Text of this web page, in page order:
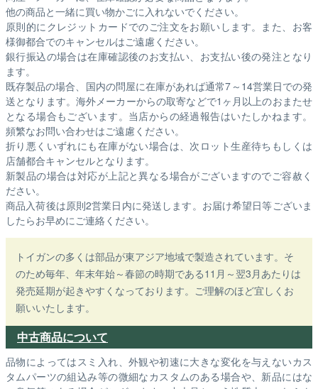
他の商品と一緒に買い物かごに入れないでください。
原則的にクレジットカードでのご注文をお願いします。また、お客
様御都合でのキャンセルはご遠慮ください。
銀行振込の場合は在庫確認後のお支払い、お支払い後の発注となり
ます。
既存製品の場合、国内の問屋に在庫があれば通常7～14営業日での発
送となります。海外メーカーからの取寄などで1ヶ月以上のおまたせ
となる場合もございます。 当店からの経過報告はいたしかねます。
頻繁なお問い合わせはご遠慮ください。
折り悪くいずれにも在庫がない場合は、次ロット生産待ちもしくは
店舗都合キャンセルとなります。
新製品の場合は対応が上記と異なる場合がございますのでご容赦く
ださい。
商品入荷後は原則2営業日内に発送します。お届け希望日等ございま
したらお早めにご連絡ください。
トイガンの多くは部品が東アジア地域で製造されています。そ
のため毎年、年末年始～春節の時期である11月～翌3月あたりは
発売延期が起きやすくなっております。ご理解のほど宜しくお
願いいたします。
中古商品について
品物によってはスミ入れ、外観や初速に大きな変化を与えないカス
タムパーツの組込み等の微細なカスタムのある場合や、新品にはな